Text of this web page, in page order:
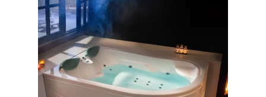
جکوزی آفرودیت